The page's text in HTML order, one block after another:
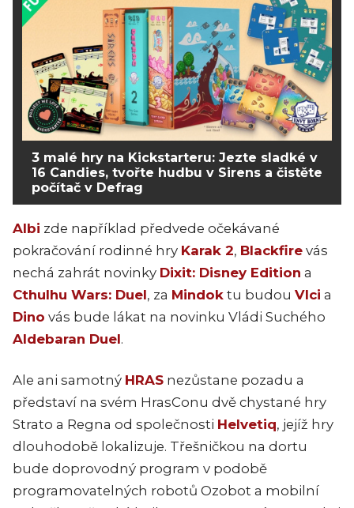
3 malé hry na Kickstarteru: Jezte sladké v
16 Candies, tvořte hudbu v Sirens a čistěte
počítač v Defrag
Albi zde například předvede očekávané
pokračování rodinné hry Karak 2, Blackfire vás
nechá zahrát novinky Dixit: Disney Edition a
Cthulhu Wars: Duel, za Mindok tu budou Vlci a
Dino vás bude lákat na novinku Vládi Suchého
Aldebaran Duel.
Ale ani samotný HRAS nezůstane pozadu a
představí na svém HrasConu dvě chystané hry
Strato a Regna od společnosti Helvetiq, jejíž hry
dlouhodobě lokalizuje. Třešničkou na dortu
bude doprovodný program v podobě
programovatelných robotů Ozobot a mobilní